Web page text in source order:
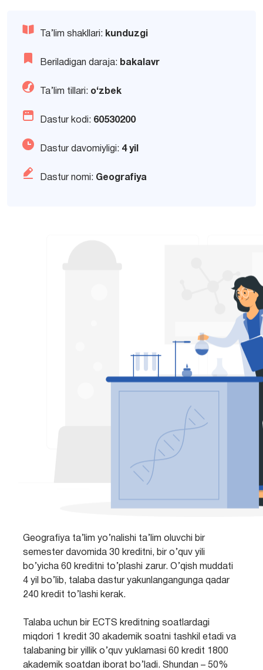
Ta’lim shakllari: kunduzgi
Beriladigan daraja: bakalavr
Ta’lim tillari: o‘zbek
Dastur kodi: 60530200
Dastur davomiyligi: 4 yil
Dastur nomi: Geografiya
Geografiya ta’lim yo’nalishi ta’lim oluvchi bir
semester davomida 30 kreditni, bir o’quv yili
bo’yicha 60 kreditni to’plashi zarur. O’qish muddati
4 yil bo’lib, talaba dastur yakunlangangunga qadar
240 kredit to’lashi kerak.
Talaba uchun bir ECTS kreditning soatlardagi
miqdori 1 kredit 30 akademik soatni tashkil etadi va
talabaning bir yillik o’quv yuklamasi 60 kredit 1800
akademik soatdan iborat bo’ladi. Shundan – 50%